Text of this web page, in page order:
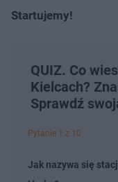
Startujemy!
QUIZ. Co
Kielcach?
Sprawdź
Pytanie 1 z 10
Jak nazywa się